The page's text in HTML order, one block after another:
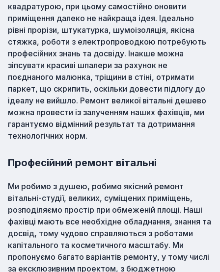
квадратурою, при цьому самостійно оновити
приміщення далеко не найкраща ідея. Ідеально
рівні прорізи, штукатурка, шумоізоляція, якісна
стяжка, роботи з електропроводкою потребують
професійних знань та досвіду. Інакше можна
зіпсувати красиві шпалери за рахунок не
поєднаного малюнка, тріщини в стіні, отримати
паркет, що скрипить, оскільки довести підлогу до
ідеалу не вийшло. Ремонт великої вітальні дешево
можна провести із залученням наших фахівців, ми
гарантуємо відмінний результат та дотримання
технологічних норм.
Професійний ремонт вітальні
Ми робимо з душею, робимо якісний ремонт
вітальні-студії, великих, суміщених приміщень,
розподіляємо простір при обмеженій площі. Наші
фахівці мають все необхідне обладнання, знання та
досвід, тому чудово справляються з роботами
капітального та косметичного масштабу. Ми
пропонуємо багато варіантів ремонту, у тому числі
за ексклюзивним проектом, з бюджетною